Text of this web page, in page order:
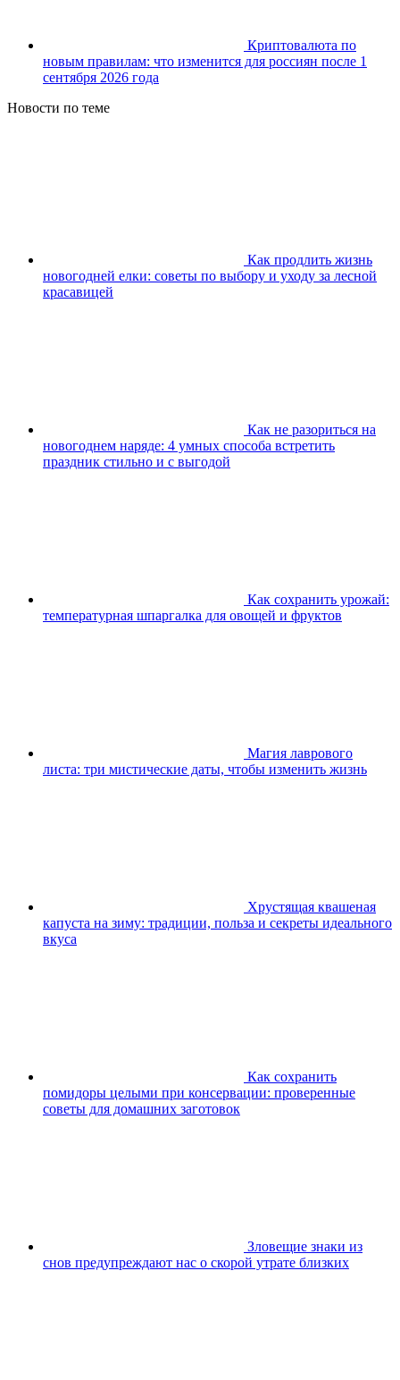
Криптовалюта по
новым правилам: что изменится для россиян после 1
сентября 2026 года
Новости по теме
Как продлить жизнь
новогодней елки: советы по выбору и уходу за лесной
красавицей
Как не разориться на
новогоднем наряде: 4 умных способа встретить
праздник стильно и с выгодой
Как сохранить урожай:
температурная шпаргалка для овощей и фруктов
Магия лаврового
листа: три мистические даты, чтобы изменить жизнь
Хрустящая квашеная
капуста на зиму: традиции, польза и секреты идеального
вкуса
Как сохранить
помидоры целыми при консервации: проверенные
советы для домашних заготовок
Зловещие знаки из
снов предупреждают нас о скорой утрате близких